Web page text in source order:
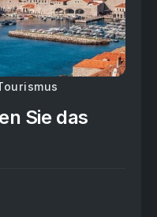
Sie das